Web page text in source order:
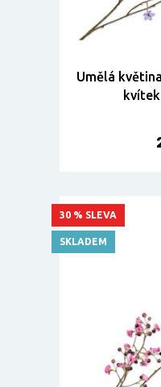
Umělá
30 % SLEVA
SKLADEM